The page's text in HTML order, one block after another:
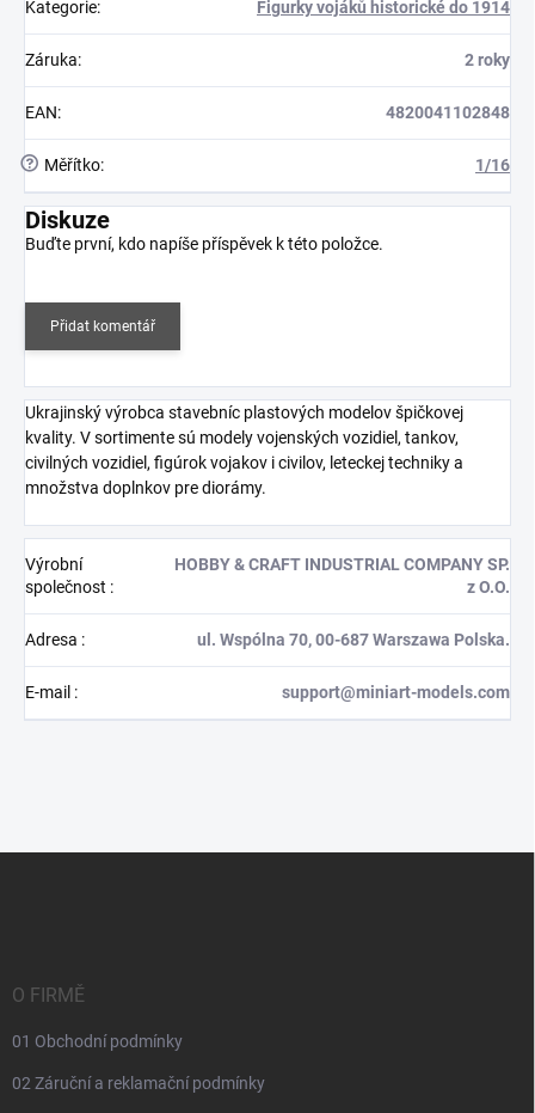
Kategorie: Figurky vojáků historické do 1914
Záruka: 2 roky
EAN: 4820041102848
? Měřítko: 1/16
Diskuze
Buďte první, kdo napíše příspěvek k této položce.
Přidat komentář
Ukrajinský výrobca stavebníc plastových modelov špičkovej
kvality. V sortimente sú modely vojenských vozidiel, tankov,
civilných vozidiel, figúrok vojakov i civilov, leteckej techniky a
množstva doplnkov pre diorámy.
Výrobní
společnost :
HOBBY & CRAFT INDUSTRIAL COMPANY SP.
z O.O.
Adresa : ul. Wspólna 70, 00-687 Warszawa Polska.
E-mail : support@miniart-models.com
O FIRMĚ
01 Obchodní podmínky
02 Záruční a reklamační podmínky